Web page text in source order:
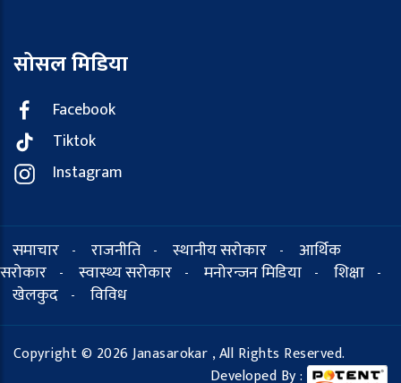
सोसल मिडिया
Facebook
Tiktok
Instagram
समाचार - राजनीति - स्थानीय सरोकार -
आर्थिक
सरोकार
- स्वास्थ्य सरोकार - मनोरन्जन मिडिया - शिक्षा -
खेलकुद - विविध
Copyright © 2026 Janasarokar , All Rights Reserved.
Developed By :